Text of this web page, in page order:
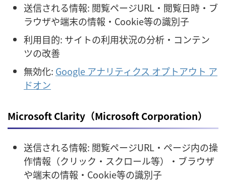
送信される情報: 閲覧ページURL・閲覧日時・ブ
ラウザや端末の情報・Cookie等の識別子
利用目的: サイトの利用状況の分析・コンテン
ツの改善
無効化: Google アナリティクス オプトアウト ア
ドオン
Microsoft Clarity（Microsoft Corporation）
送信される情報: 閲覧ページURL・ページ内の操
作情報（クリック・スクロール等）・ブラウザ
や端末の情報・Cookie等の識別子